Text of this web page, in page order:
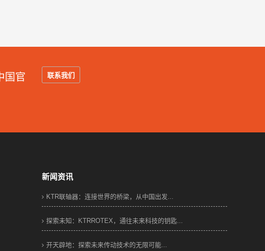
国官
联系我们
新闻资讯
KTR联轴器：连接世界的桥梁，从中国出发...
探索未知：KTRROTEX，通往未来科技的钥匙...
开天辟地：探索未来传动技术的无限可能...